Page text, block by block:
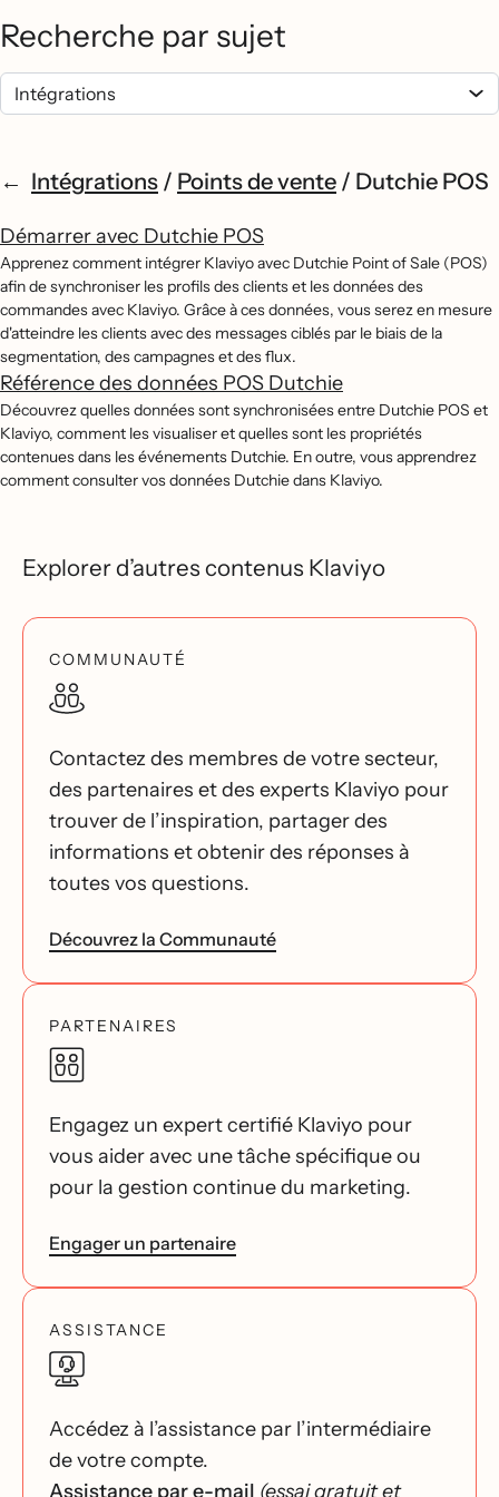
Recherche par sujet
Intégrations / Points de vente / Dutchie POS
Démarrer avec Dutchie POS
Apprenez comment intégrer Klaviyo avec Dutchie Point of Sale (POS)
afin de synchroniser les profils des clients et les données des
commandes avec Klaviyo. Grâce à ces données, vous serez en mesure
d'atteindre les clients avec des messages ciblés par le biais de la
segmentation, des campagnes et des flux.
Référence des données POS Dutchie
Découvrez quelles données sont synchronisées entre Dutchie POS et
Klaviyo, comment les visualiser et quelles sont les propriétés
contenues dans les événements Dutchie. En outre, vous apprendrez
comment consulter vos données Dutchie dans Klaviyo.
Explorer d’autres contenus Klaviyo
COMMUNAUTÉ
Contactez des membres de votre secteur,
des partenaires et des experts Klaviyo pour
trouver de l’inspiration, partager des
informations et obtenir des réponses à
toutes vos questions.
Découvrez la Communauté
PARTENAIRES
Engagez un expert certifié Klaviyo pour
vous aider avec une tâche spécifique ou
pour la gestion continue du marketing.
Engager un partenaire
ASSISTANCE
Accédez à l’assistance par l’intermédiaire
de votre compte.
Assistance par e-mail (essai gratuit et